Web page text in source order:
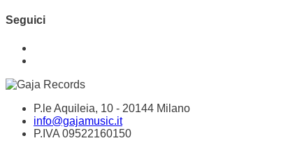
Seguici
P.le Aquileia, 10 - 20144 Milano
info@gajamusic.it
P.IVA 09522160150